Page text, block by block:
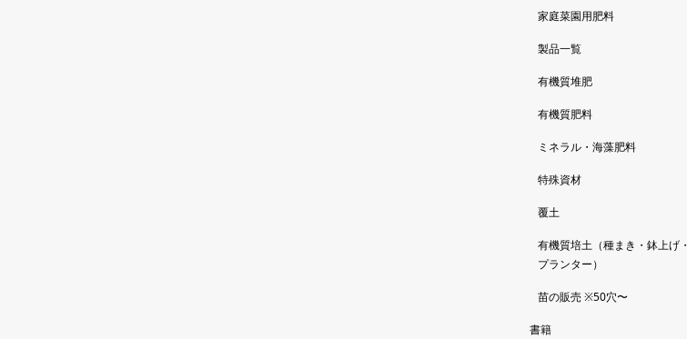
家庭菜園用肥料
製品一覧
有機質堆肥
有機質肥料
ミネラル・海藻肥料
特殊資材
覆土
有機質培土（種まき・鉢上げ・
プランター）
苗の販売 ※50穴〜
書籍